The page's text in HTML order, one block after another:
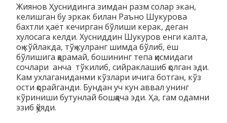
Жиянов Ҳуснидинга зимдан разм солар экан,
келишган бу эркак билан Раъно Шукурова
бахтли ҳаёт кечирган бўлиши керак, деган
хулосага келди. Хусниддин Шукуров енги калта,
оқ кўйлакда, тўқ кулранг шимда бўлиб, ёш
бўлишига қарамай, бошининг тепа қисмидаги
сочлари анча тўкилиб, сийраклашиб қолган эди.
Кам ухлаганиданми кўзлари ичига ботган, кўз
ости қорайганди. Бундан уч кун аввал унинг
кўриниши бутунлай бошқача эди. Ҳа, гам одамни
эзиб қўяди.